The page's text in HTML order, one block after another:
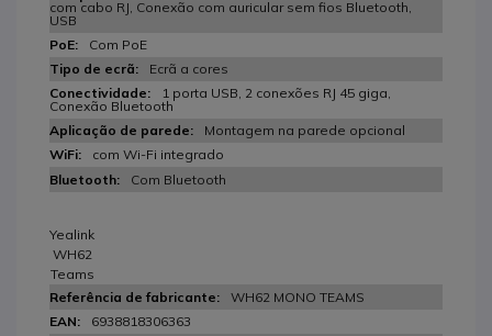
com cabo RJ, Conexão com auricular sem fios Bluetooth,
USB
Com PoE
Ecrã a cores
1 porta USB, 2 conexões RJ 45 giga,
Conexão Bluetooth
Montagem na parede opcional
com Wi-Fi integrado
Com Bluetooth
Yealink
WH62
Teams
WH62 MONO TEAMS
6938818306363